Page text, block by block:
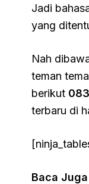
Jadi
yang
Nah
teman
berikut
terbaru di
Baca Juga